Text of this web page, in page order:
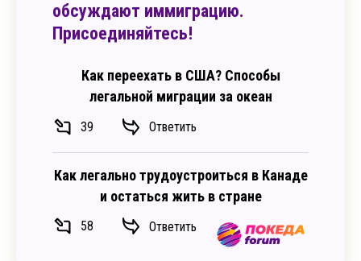
обсуждают иммиграцию.
Присоединяйтесь!
Как переехать в США? Способы
легальной миграции за океан
39 Ответить
Как легально трудоустроиться в Канаде
и остаться жить в стране
58 Ответить